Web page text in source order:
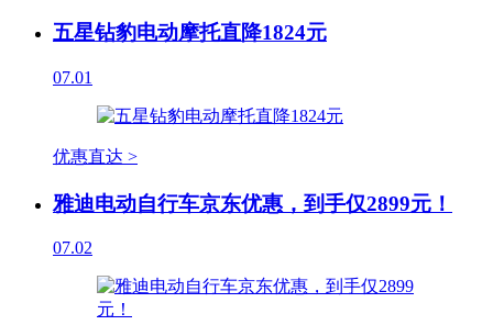
五星钻豹电动摩托直降1824元
07.01
优惠直达 >
雅迪电动自行车京东优惠，到手仅2899元！
07.02